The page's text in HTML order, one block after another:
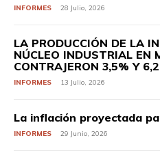
INFORMES 28 Julio, 2026
LA PRODUCCIÓN DE LA
NÚCLEO INDUSTRIAL EN
CONTRAJERON 3,5% Y
INFORMES 13 Julio, 2026
La inflación proyectada
INFORMES 29 Junio, 2026